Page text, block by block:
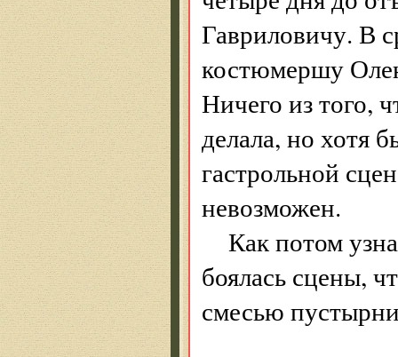
Гавриловичу. В
костюмершу
Ничего из того,
делала, но хотя
гастрольной
невозможен.
Как потом
боялась сцены,
смесью